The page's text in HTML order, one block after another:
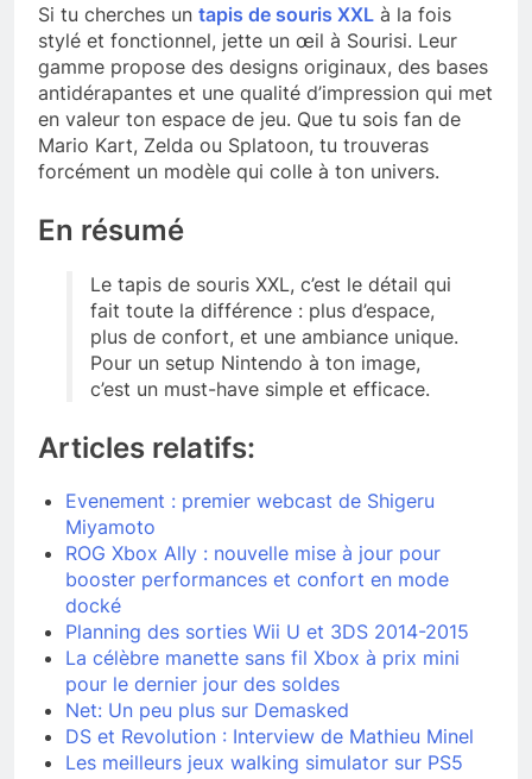
Si tu cherches un tapis de souris XXL à la fois
stylé et fonctionnel, jette un œil à Sourisi. Leur
gamme propose des designs originaux, des bases
antidérapantes et une qualité d’impression qui met
en valeur ton espace de jeu. Que tu sois fan de
Mario Kart, Zelda ou Splatoon, tu trouveras
forcément un modèle qui colle à ton univers.
En résumé
Le tapis de souris XXL, c’est le détail qui
fait toute la différence : plus d’espace,
plus de confort, et une ambiance unique.
Pour un setup Nintendo à ton image,
c’est un must-have simple et efficace.
Articles relatifs:
Evenement : premier webcast de Shigeru
Miyamoto
ROG Xbox Ally : nouvelle mise à jour pour
booster performances et confort en mode
docké
Planning des sorties Wii U et 3DS 2014-2015
La célèbre manette sans fil Xbox à prix mini
pour le dernier jour des soldes
Net: Un peu plus sur Demasked
DS et Revolution : Interview de Mathieu Minel
Les meilleurs jeux walking simulator sur PS5